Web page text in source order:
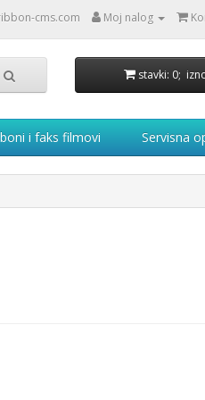
cms.com Moj nalog
stavki: 0;
i faks filmovi Servisna